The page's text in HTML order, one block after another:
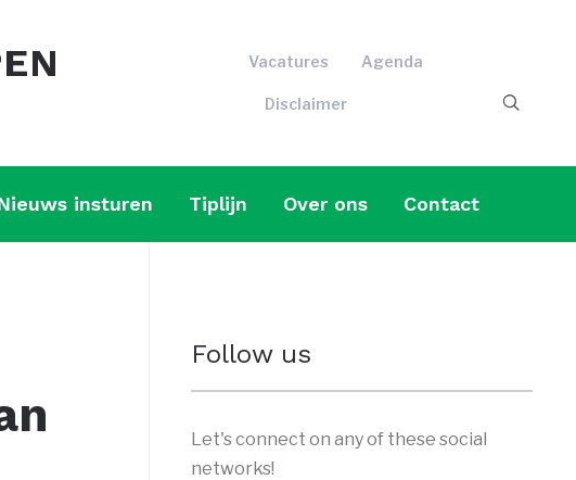
Vacatures Agenda
Disclaimer
insturen Tiplijn Over ons Contact
Follow us
Let's connect on any of these social
networks!